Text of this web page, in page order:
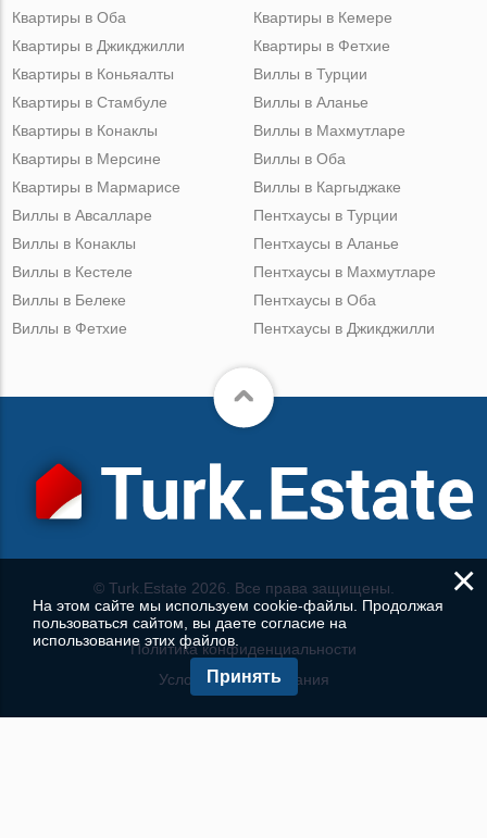
Квартиры в Оба
Квартиры в Джикджилли
Квартиры в Кемере
Квартиры в Фетхие
Квартиры в Коньяалты
Квартиры в Стамбуле
Квартиры в Конаклы
Квартиры в Мерсине
Квартиры в Мармарисе
Виллы в Турции
Виллы в Аланье
Виллы в Махмутларе
Виллы в Оба
Виллы в Каргыджаке
Виллы в Авсалларе
Виллы в Конаклы
Виллы в Кестеле
Виллы в Белеке
Виллы в Фетхие
Пентхаусы в Турции
Пентхаусы в Аланье
Пентхаусы в Махмутларе
Пентхаусы в Оба
Пентхаусы в Джикджилли
© Turk.Estate 2026. Все права защищены.
Политика конфиденциальности
Условия использования
×
На этом сайте мы используем cookie-файлы. Продолжая
пользоваться сайтом, вы даете согласие на
использование этих файлов.
Принять